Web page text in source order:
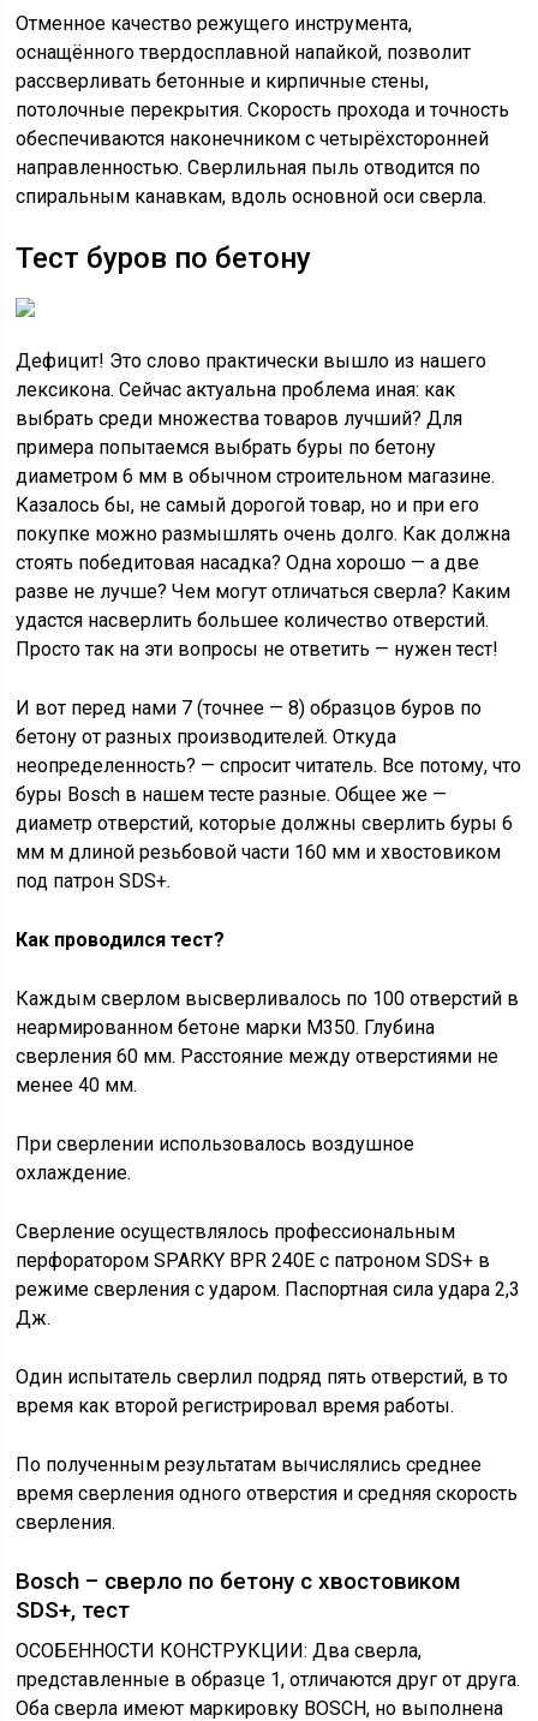
Отменное качество режущего инструмента,
оснащённого твердосплавной напайкой, позволит
рассверливать бетонные и кирпичные стены,
потолочные перекрытия. Скорость прохода и точность
обеспечиваются наконечником с четырёхсторонней
направленностью. Сверлильная пыль отводится по
спиральным канавкам, вдоль основной оси сверла.
Тест буров по бетону
Дефицит! Это слово практически вышло из нашего
лексикона. Сейчас актуальна проблема иная: как
выбрать среди множества товаров лучший? Для
примера попытаемся выбрать буры по бетону
диаметром 6 мм в обычном строительном магазине.
Казалось бы, не самый дорогой товар, но и при его
покупке можно размышлять очень долго. Как должна
стоять победитовая насадка? Одна хорошо — а две
разве не лучше? Чем могут отличаться сверла? Каким
удастся насверлить большее количество отверстий.
Просто так на эти вопросы не ответить — нужен тест!
И вот перед нами 7 (точнее — 8) образцов буров по
бетону от разных производителей. Откуда
неопределенность? — спросит читатель. Все потому, что
буры Bosch в нашем тесте разные. Общее же —
диаметр отверстий, которые должны сверлить буры 6
мм м длиной резьбовой части 160 мм и хвостовиком
под патрон SDS+.
Как проводился тест?
Каждым сверлом высверливалось по 100 отверстий в
неармированном бетоне марки М350. Глубина
сверления 60 мм. Расстояние между отверстиями не
менее 40 мм.
При сверлении использовалось воздушное
охлаждение.
Сверление осуществлялось профессиональным
перфоратором SPARKY BPR 240E с патроном SDS+ в
режиме сверления с ударом. Паспортная сила удара 2,3
Дж.
Один испытатель сверлил подряд пять отверстий, в то
время как второй регистрировал время работы.
По полученным результатам вычислялись среднее
время сверления одного отверстия и средняя скорость
сверления.
Bosch – сверло по бетону с хвостовиком
SDS+, тест
ОСОБЕННОСТИ КОНСТРУКЦИИ: Два сверла,
представленные в образце 1, отличаются друг от друга.
Оба сверла имеют маркировку BOSCH, но выполнена